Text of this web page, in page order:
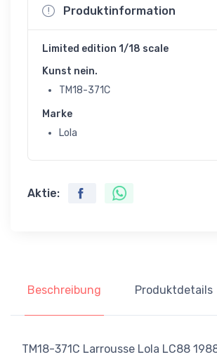
Produktinformation
Limited edition 1/18 scale
Kunst nein.
TM18-371C
Marke
Lola
Aktie:
Beschreibung Produktdetails
TM18-371C Larrousse Lola LC88